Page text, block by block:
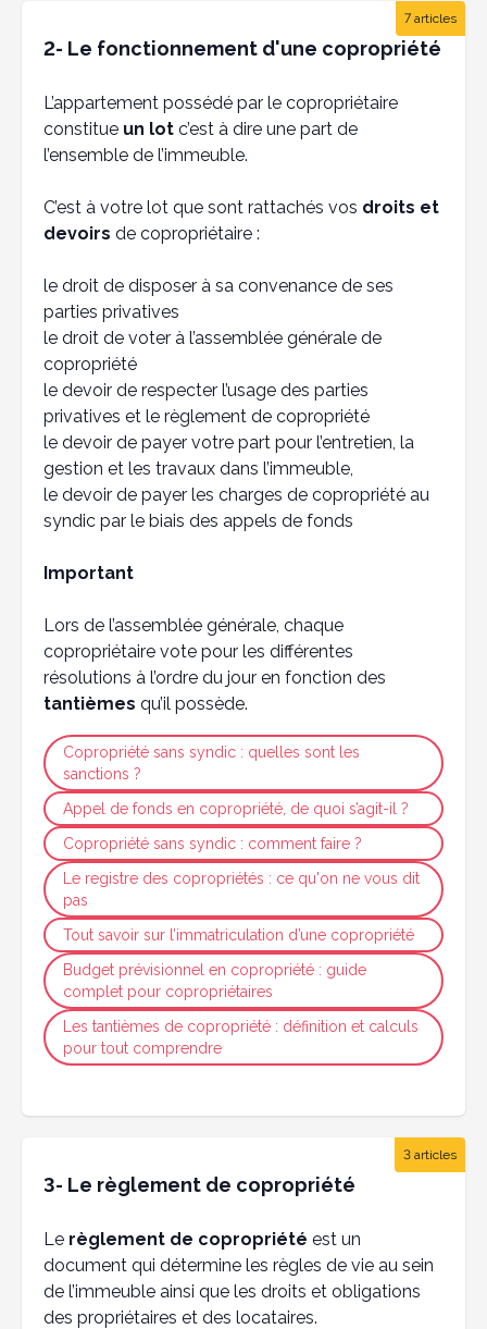
7 articles
2- Le fonctionnement d'une copropriété
L’appartement possédé par le copropriétaire
constitue un lot c’est à dire une part de
l’ensemble de l’immeuble.
C’est à votre lot que sont rattachés vos droits et
devoirs de copropriétaire :
le droit de disposer à sa convenance de ses
parties privatives
le droit de voter à l’assemblée générale de
copropriété
le devoir de respecter l’usage des parties
privatives et le règlement de copropriété
le devoir de payer votre part pour l’entretien, la
gestion et les travaux dans l’immeuble,
le devoir de payer les charges de copropriété au
syndic par le biais des appels de fonds
Important
Lors de l’assemblée générale, chaque
copropriétaire vote pour les différentes
résolutions à l’ordre du jour en fonction des
tantièmes qu’il possède.
Copropriété sans syndic : quelles sont les
sanctions ?
Appel de fonds en copropriété, de quoi s’agit-il ?
Copropriété sans syndic : comment faire ?
Le registre des copropriétés : ce qu'on ne vous dit
pas
Tout savoir sur l’immatriculation d’une copropriété
Budget prévisionnel en copropriété : guide
complet pour copropriétaires
Les tantièmes de copropriété : définition et calculs
pour tout comprendre
3 articles
3- Le règlement de copropriété
Le règlement de copropriété est un
document qui détermine les règles de vie au sein
de l’immeuble ainsi que les droits et obligations
des propriétaires et des locataires.